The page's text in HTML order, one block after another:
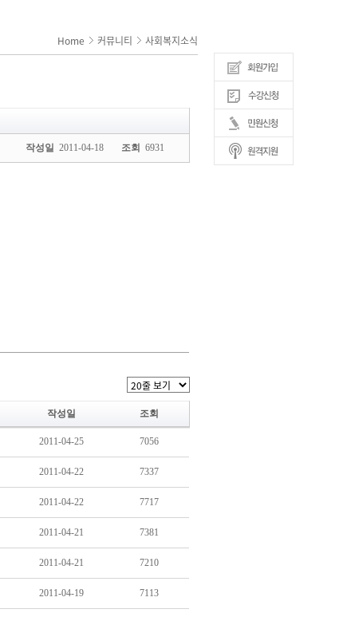
Home 커뮤니티 사회복지소식
작성일 2011-04-18 조회 6931
작성일 조회
2011-04-25 7056
2011-04-22 7337
2011-04-22 7717
2011-04-21 7381
2011-04-21 7210
2011-04-19 7113